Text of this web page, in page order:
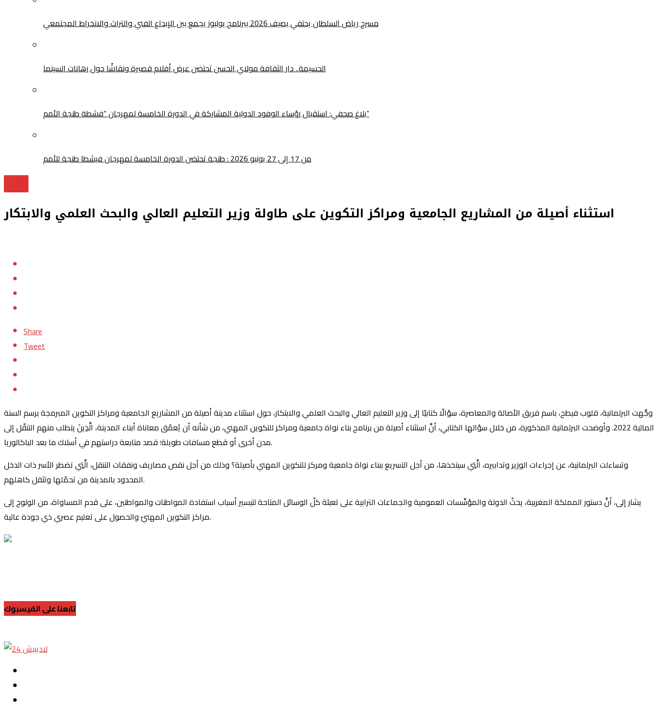
مسرح رياض السلطان يحتفي بصيف 2026 ببرنامج يوليوز يجمع بين الإبداع الفني والتراث والانخراط المجتمعي
الحسيمة.. دار الثقافة مولاي الحسن تحتضن عرض أفلام قصيرة ونقاشًا حول رهانات السينما
بلاغ صحفي: استقبال رؤساء الوفود الدولية المشاركة في الدورة الخامسة لمهرجان “فشطة طنجة الأمم”
من 17 إلى 27 يونيو 2026 : طنجة تحتضن الدورة الخامسة لمهرجان فيشطا طنجة للأمم
استثناء أصيلة من المشاريع الجامعية ومراكز التكوين على طاولة وزير التعليم العالي والبحث العلمي والابتكار
Share
Tweet
وجَّهت البرلمانية، قلوب فيطح، باسم فريق الأصالة والمعاصرة، سؤالًا كتابيًا إلى وزير التعليم العالي والبحث العلمي والابتكار، حول استثناء مدينة أصيلة من المشاريع الجامعية ومراكز التكوين المبرمجة برسم السنة
المالية 2022. وأوضحت البرلمانية المذكورة، من خلال سؤالها الكتابي، أنَّ استثناء أصيلة من برنامج بناء نواة جامعية ومراكز للتكوين المهني، من شأنه أن يُعمّق معاناة أبناء المدينة، الَّذِينَ يتطلب منهم التنقّل إلى
مدن أخرى أو قطع مسافات طويلة؛ قصد متابعة دراستهم في أسلاك ما بعد الباكالوريا.
وتساءلت البرلمانية، عن إجراءات الوزير وتدابيره، الَّتِي سيتخذها، من أجل التسريع ببناء نواة جامعية ومركز للتكوين المهني بأصيلة؟ وذلك من أجل نقص مصاريف ونفقات التنقل، الَّتِي تضطر الأسر ذات الدخل
المحدود بالمدينة من تحمّلها وتثقل كاهلهم.
يشار إلى، أنَّ دستور المملكة المغربية، يحثّ الدولة والمؤسَّسات العمومية والجماعات الترابية على تعبئة كلّ الوسائل المتاحة لتيسير أسباب استفادة المواطنات والمواطنين، على قدم المساواة، من الولوج إلى
مراكز التكوين المهنيّ والحصول على تعليم عصري ذي جودة عالية.
تابعنا على الفيسبوك